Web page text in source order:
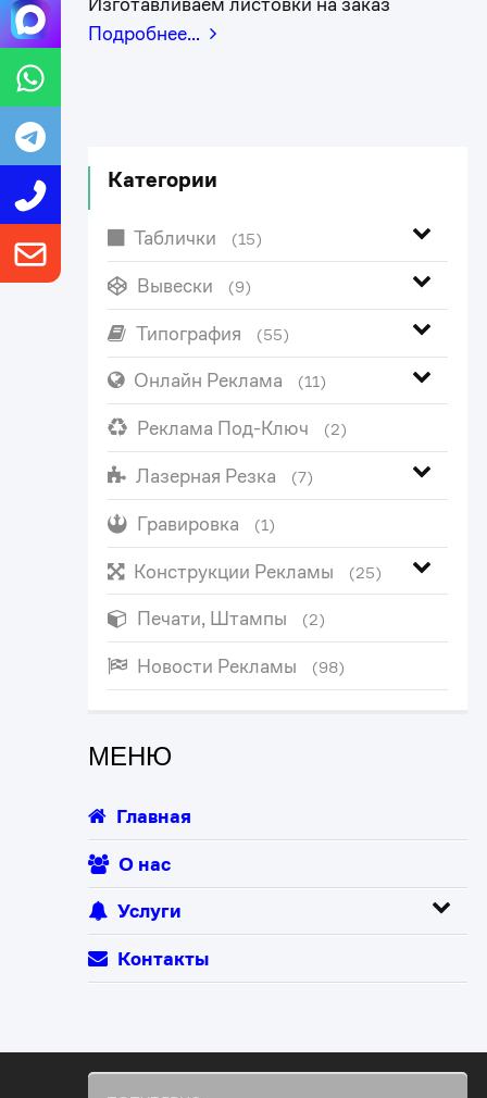
Подробнее…
Категории
Таблички (15)
Вывески (9)
Типография (55)
Онлайн Реклама (11)
Реклама Под-Ключ (2)
Лазерная Резка (7)
Гравировка (1)
Конструкции Рекламы (25)
Печати, Штампы (2)
Новости Рекламы (98)
МЕНЮ
Главная
О нас
Услуги
Контакты